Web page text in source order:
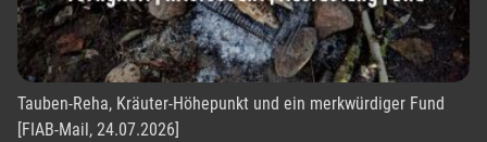
Tauben-Reha, Kräuter-Höhepunkt und ein merkwürdiger Fund
[FIAB-Mail, 24.07.2026]